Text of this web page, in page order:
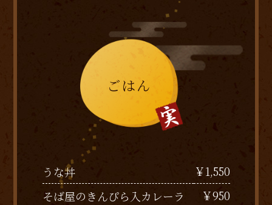
ごはん
うな丼
￥1,550
そば屋のきんぴら入カレーラ
￥950